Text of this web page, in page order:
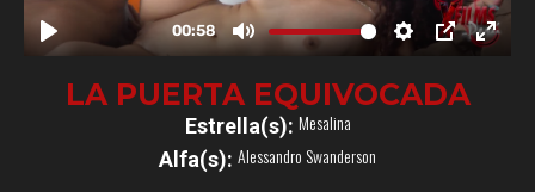
LA PUERTA EQUIVOCADA
Estrella(s): Mesalina
Alfa(s): Alessandro Swanderson